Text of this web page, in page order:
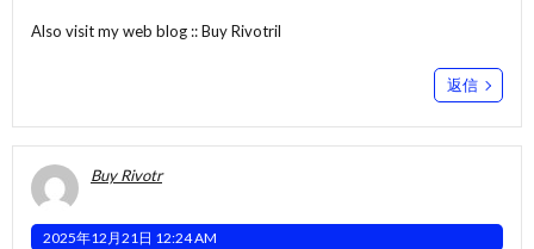
Also visit my web blog ::Buy Rivotril
返信
Buy Rivotr
2025年12月21日 12:24 AM